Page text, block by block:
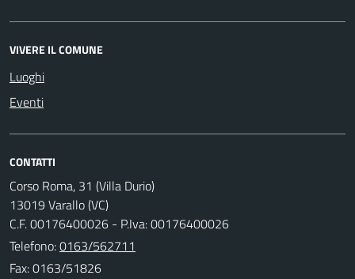
VIVERE IL COMUNE
Luoghi
Eventi
CONTATTI
Corso Roma, 31 (Villa Durio)
13019 Varallo (VC)
C.F. 00176400026 - P.Iva: 00176400026
Telefono:0163/562711
Fax: 0163/51826